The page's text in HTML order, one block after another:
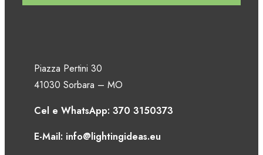
Piazza Pertini 30
41030 Sorbara – MO
Cel e WhatsApp: 370 3150373
E-Mail: info@lightingideas.eu